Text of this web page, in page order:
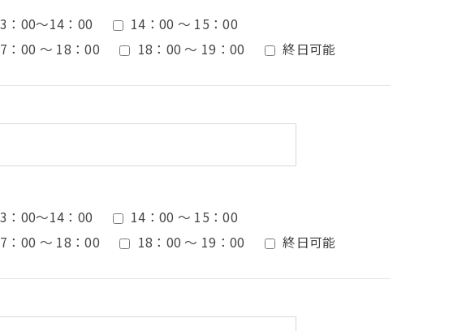
：00〜14：00
14：00 ～ 15：00
：00 ～ 18：00 18：00 ～ 19：00 終日可能
：00〜14：00
14：00 ～ 15：00
：00 ～ 18：00 18：00 ～ 19：00 終日可能